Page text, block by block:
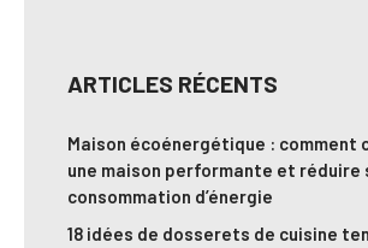
ARTICLES RÉCENTS
Maison écoénergétique : comment
une maison performante et réduire
consommation d’énergie
18 idées de dosserets de cuisine